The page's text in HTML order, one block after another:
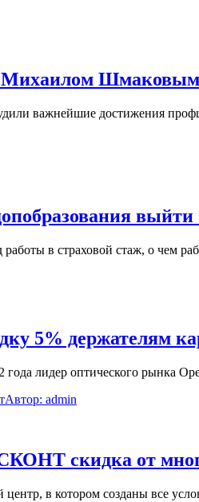
Михаилом Шмаковым
важнейшие достижения
в страховой стаж, о чем
5%
лидер оптического рынка
Автор: admin
скидка от
в котором созданы все